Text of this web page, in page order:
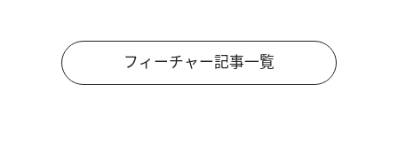
フィーチャー記事一覧